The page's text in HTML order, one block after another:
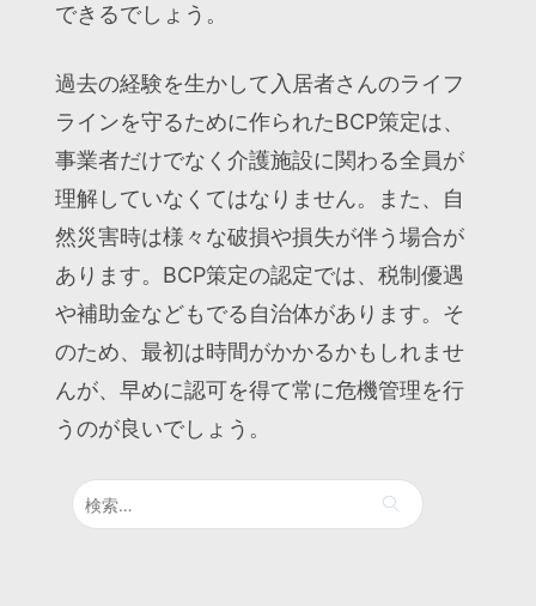
できるでしょう。
過去の経験を生かして入居者さんのライフ
ラインを守るために作られたBCP策定は、
事業者だけでなく介護施設に関わる全員が
理解していなくてはなりません。また、自
然災害時は様々な破損や損失が伴う場合が
あります。BCP策定の認定では、税制優遇
や補助金などもでる自治体があります。そ
のため、最初は時間がかかるかもしれませ
んが、早めに認可を得て常に危機管理を行
うのが良いでしょう。
検
索: